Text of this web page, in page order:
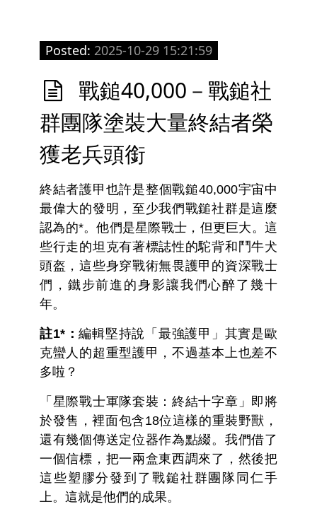
Posted: 2025-10-29 15:21:59
戰鎚40,000－戰鎚社
群團隊塗裝大量終結者榮
獲老兵頭銜
終結者護甲也許是整個戰鎚40,000宇宙中
最偉大的發明，至少我們戰鎚社群是這麼
認為的*。他們是星際戰士，但更巨大。這
些行走的坦克有著標誌性的駝背和鬥牛犬
頭盔，這些身穿戰術無畏護甲的資深戰士
們，鐵步前進的身影讓我們心醉了幾十
年。
註1*：編輯堅持說「最強護甲」其實是歐
克蠻人的超重型護甲，不過基本上也差不
多啦？
「星際戰士軍隊套裝：終結十字章」即將
於發售，裡面包含18位這樣的重裝野獸，
還有幾個傳送定位器作為點綴。我們借了
一個信標，把一兩盒東西調來了，然後把
這些塑膠分發到了戰鎚社群團隊同仁手
上。這就是他們的成果。